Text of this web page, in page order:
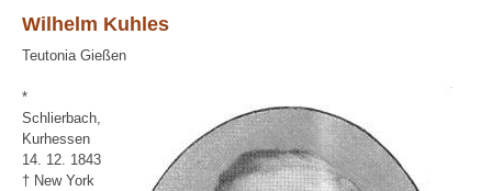
Wilhelm Kuhles
Teutonia Gießen
*
Schlierbach,
Kurhessen
14. 12. 1843
† New York